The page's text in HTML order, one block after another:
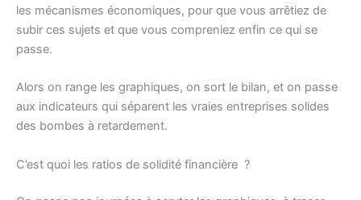
les mécanismes économiques, pour que vous arrêtiez de
subir ces sujets et que vous compreniez enfin ce qui se
passe.
Alors on range les graphiques, on sort le bilan, et on passe
aux indicateurs qui séparent les vraies entreprises solides
des bombes à retardement.
C’est quoi les ratios de solidité financière ?